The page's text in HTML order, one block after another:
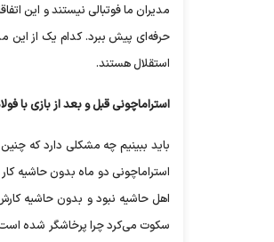
مدیران ما فوتبالی نیستند و این
حرفه‌ای پیش ببرد. کدام یک از این
استقلال هستند.
استراماچونی قبل و بعد از بازی با
باید ببینیم چه مشکلی دارد که
استراماچونی دو ماه بدون حاشیه
اهل حاشیه نبود و بدون حاشیه
سکوت می‌کرد چرا پرخاشگر شده